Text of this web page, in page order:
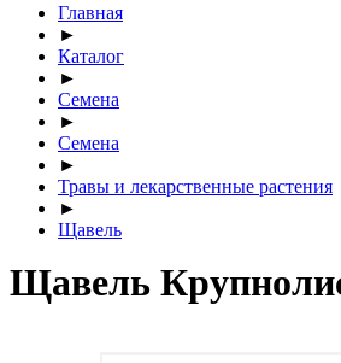
Главная
►
Каталог
►
Семена
►
Семена
►
Травы и лекарственные растения
►
Щавель
Щавель